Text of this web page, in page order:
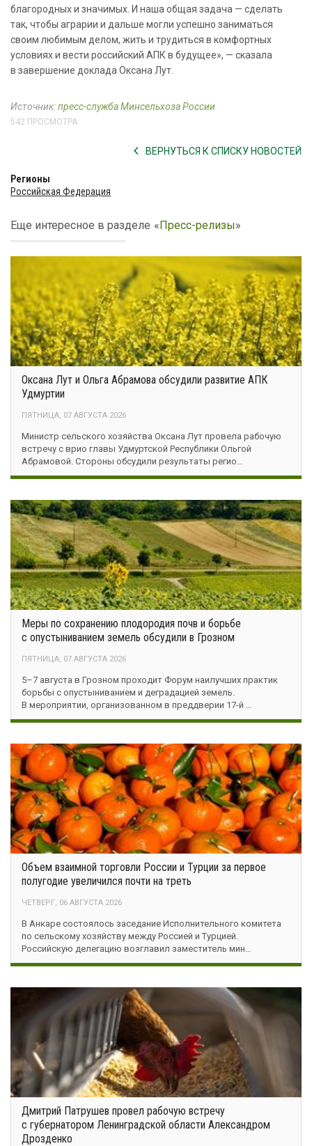
благородных и значимых. И наша общая задача — сделать
так, чтобы аграрии и дальше могли успешно заниматься
своим любимым делом, жить и трудиться в комфортных
условиях и вести российский АПК в будущее», — сказала
в завершение доклада Оксана Лут.
Источник:пресс-служба Минсельхоза России
542 ПРОСМОТРА
ВЕРНУТЬСЯ К СПИСКУ НОВОСТЕЙ
Регионы
Российская Федерация
Еще интересное в разделе «Пресс-релизы»
Оксана Лут и Ольга Абрамова обсудили развитие АПК
Удмуртии
ПЯТНИЦА, 07 АВГУСТА 2026
Министр сельского хозяйства Оксана Лут провела рабочую
встречу с врио главы Удмуртской Республики Ольгой
Абрамовой. Стороны обсудили результаты регио…
Меры по сохранению плодородия почв и борьбе
с опустыниванием земель обсудили в Грозном
ПЯТНИЦА, 07 АВГУСТА 2026
5–7 августа в Грозном проходит Форум наилучших практик
борьбы с опустыниванием и деградацией земель.
В мероприятии, организованном в преддверии 17-й …
Объем взаимной торговли России и Турции за первое
полугодие увеличился почти на треть
ЧЕТВЕРГ, 06 АВГУСТА 2026
В Анкаре состоялось заседание Исполнительного комитета
по сельскому хозяйству между Россией и Турцией.
Российскую делегацию возглавил заместитель мин…
Дмитрий Патрушев провел рабочую встречу
с губернатором Ленинградской области Александром
Дрозденко